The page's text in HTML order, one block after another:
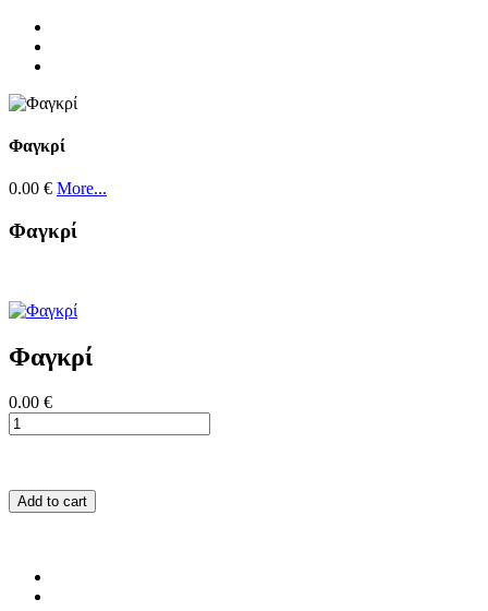
Φαγκρί
0.00 € More...
Φαγκρί
Φαγκρί
0.00 €
Add to cart